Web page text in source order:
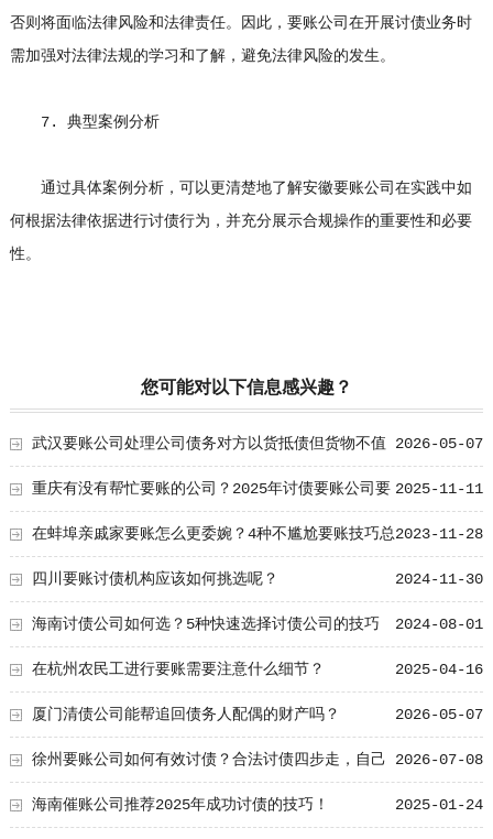
否则将面临法律风险和法律责任。因此，要账公司在开展讨债业务时
需加强对法律法规的学习和了解，避免法律风险的发生。
7. 典型案例分析
通过具体案例分析，可以更清楚地了解安徽要账公司在实践中如
何根据法律依据进行讨债行为，并充分展示合规操作的重要性和必要
性。
您可能对以下信息感兴趣？
2026-05-07
武汉要账公司处理公司债务对方以货抵债但货物不值
钱的3个折价谈判点 2025-11-11
重庆有没有帮忙要账的公司？2025年讨债要账公司要
怎么选？ 2023-11-28
在蚌埠亲戚家要账怎么更委婉？4种不尴尬要账技巧总
结！ 2024-11-30
四川要账讨债机构应该如何挑选呢？
2024-08-01
海南讨债公司如何选？5种快速选择讨债公司的技巧
2025-04-16
在杭州农民工进行要账需要注意什么细节？
2026-05-07
厦门清债公司能帮追回债务人配偶的财产吗？
2026-07-08
徐州要账公司如何有效讨债？合法讨债四步走，自己
追更放心！ 2025-01-24
海南催账公司推荐2025年成功讨债的技巧！